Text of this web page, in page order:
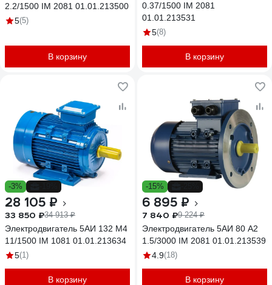
2.2/1500 IM 2081 01.01.213500
5(5)
В корзину
0.37/1500 IM 2081
01.01.213531
5(8)
В корзину
-3%
28 105 ₽
33 850 ₽34 913 ₽
Электродвигатель 5АИ 132 М4
11/1500 IM 1081 01.01.213634
5(1)
В корзину
-15%
6 895 ₽
7 840 ₽9 224 ₽
Электродвигатель 5АИ 80 А2
1.5/3000 IM 2081 01.01.213539
4.9(18)
В корзину